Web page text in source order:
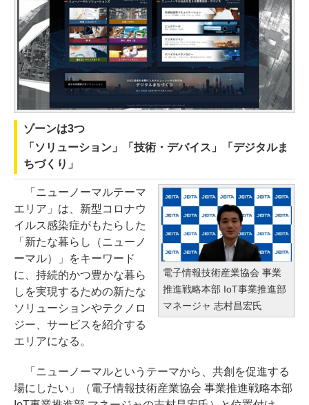
ゾーンは3つ
「ソリューション」「技術・デバイス」「デジタルま
ちづくり」
電子情報技術産業協会 事業
推進戦略本部 IoT事業推進部
マネージャ 志村昌宏氏
「ニューノーマルテーマ
エリア」は、新型コロナウ
イルス感染症がもたらした
「新たな暮らし（ニューノ
ーマル）」をキーワード
に、持続的かつ豊かな暮ら
しを実現するための新たな
ソリューションやテクノロ
ジー、サービスを紹介する
エリアになる。
「ニューノーマルというテーマから、共創を促進する
場にしたい」（電子情報技術産業協会 事業推進戦略本部